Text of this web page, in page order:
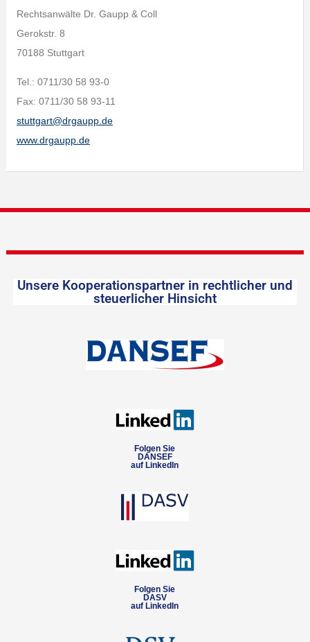
Rechtsanwälte Dr. Gaupp & Coll
Gerokstr. 8
70188 Stuttgart
Tel.: 0711/30 58 93-0
Fax: 0711/30 58 93-11
stuttgart@drgaupp.de
www.drgaupp.de
Unsere Kooperationspartner in rechtlicher und
steuerlicher Hinsicht
Folgen Sie
DANSEF
auf LinkedIn
Folgen Sie
DASV
auf LinkedIn